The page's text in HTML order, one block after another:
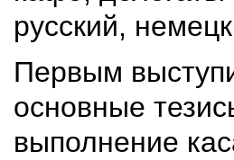
русский,
Первым
основные
выполнение